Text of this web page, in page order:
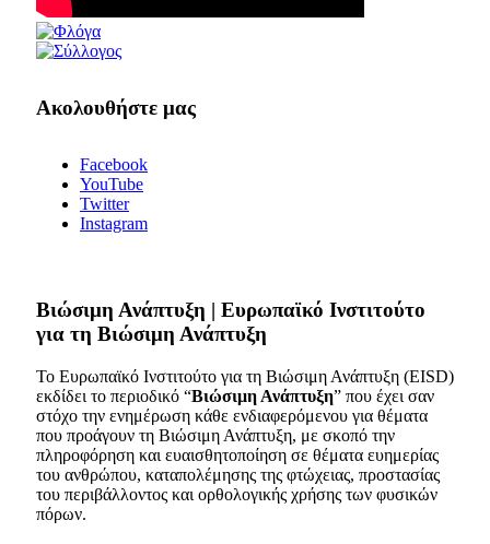
Ακολουθήστε μας
Facebook
YouTube
Twitter
Instagram
Bιώσιμη Ανάπτυξη | Ευρωπαϊκό Ινστιτούτο
για τη Βιώσιμη Ανάπτυξη
Το Ευρωπαϊκό Ινστιτούτο για τη Βιώσιμη Ανάπτυξη (EISD)
εκδίδει το περιοδικό “Βιώσιμη Ανάπτυξη” που έχει σαν
στόχο την ενημέρωση κάθε ενδιαφερόμενου για θέματα
που προάγουν τη Βιώσιμη Ανάπτυξη, με σκοπό την
πληροφόρηση και ευαισθητοποίηση σε θέματα ευημερίας
του ανθρώπου, καταπολέμησης της φτώχειας, προστασίας
του περιβάλλοντος και ορθολογικής χρήσης των φυσικών
πόρων.